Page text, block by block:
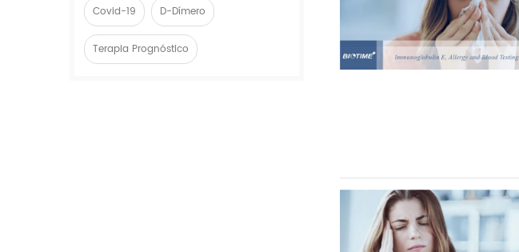
Covid-19 D-Dímero
Terapia Prognóstico